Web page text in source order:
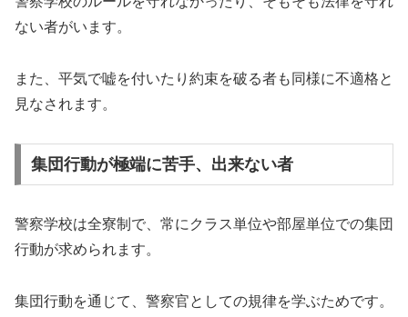
ない者がいます。
また、平気で嘘を付いたり約束を破る者も同様に不適格と
見なされます。
集団行動が極端に苦手、出来ない者
警察学校は全寮制で、常にクラス単位や部屋単位での集団
行動が求められます。
集団行動を通じて、警察官としての規律を学ぶためです。